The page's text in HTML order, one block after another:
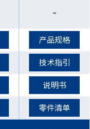
-
产品规格
技术指引
说明书
零件清单